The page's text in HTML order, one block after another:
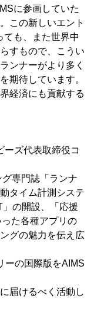
に参画していた
この新しいエント
ても、また世界中
すもので、こうい
ンナーがより多く
期待しています。
経済にも貢献する
ーズ代表取締役コ
専門誌「ランナ
タイム計測システ
の開設、「応援
た各種アプリの
グの魅力を伝え広
ーの国際版をAIMS
届けるべく活動し